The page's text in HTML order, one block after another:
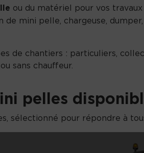
ou du matériel pour vos
de mini pelle, chargeuse,
de chantiers : particuliers,
sans chauffeur.
pelles
sélectionné pour répondre à